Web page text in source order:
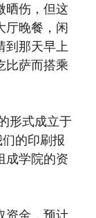
晒伤，但这
厅晚餐，闲
到那天早上
比萨而搭乘
形式成立于
的印刷报
成学院的资